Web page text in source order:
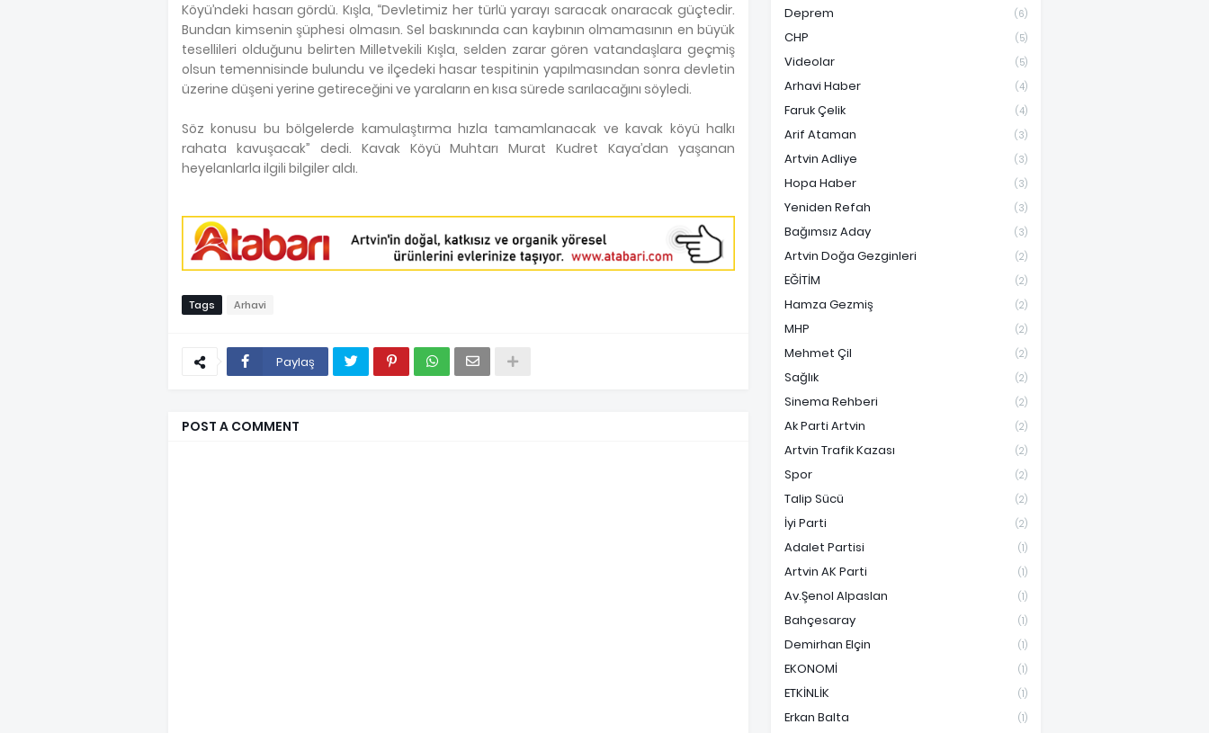
Köyü’ndeki hasarı gördü. Kışla, “Devletimiz her türlü yarayı saracak onaracak güçtedir.
Bundan kimsenin şüphesi olmasın. Sel baskınında can kaybının olmamasının en büyük
tesellileri olduğunu belirten Milletvekili Kışla, selden zarar gören vatandaşlara geçmiş
olsun temennisinde bulundu ve ilçedeki hasar tespitinin yapılmasından sonra devletin
üzerine düşeni yerine getireceğini ve yaraların en kısa sürede sarılacağını söyledi.
Söz konusu bu bölgelerde kamulaştırma hızla tamamlanacak ve kavak köyü halkı
rahata kavuşacak” dedi. Kavak Köyü Muhtarı Murat Kudret Kaya’dan yaşanan
heyelanlarla ilgili bilgiler aldı.
Tags Arhavi
Paylaş
POST A COMMENT
Deprem (6)
CHP (5)
Videolar (5)
Arhavi Haber (4)
Faruk Çelik (4)
Arif Ataman (3)
Artvin Adliye (3)
Hopa Haber (3)
Yeniden Refah (3)
Bağımsız Aday (3)
Artvin Doğa Gezginleri (2)
EĞİTİM (2)
Hamza Gezmiş (2)
MHP (2)
Mehmet Çil (2)
Sağlık (2)
Sinema Rehberi (2)
Ak Parti Artvin (2)
Artvin Trafik Kazası (2)
Spor (2)
Talip Sücü (2)
İyi Parti (2)
Adalet Partisi (1)
Artvin AK Parti (1)
Av.Şenol Alpaslan (1)
Bahçesaray (1)
Demirhan Elçin (1)
EKONOMİ (1)
ETKİNLİK (1)
Erkan Balta (1)